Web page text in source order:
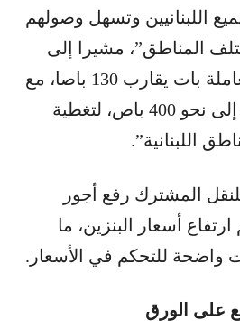
اللبنانيين وتسهل وصولهم
المناطق”، مشيرا إلى
“أن عدد الباصات العاملة بات يقارب 130 باصا، مع
خطط لزيادتها لتصل إلى نحو 400 باص، لتغطية
اللبنانية”.
المشترك رفع أجور
أسعار البنزين، ما
للتحكم في الأسعار.
على الورق